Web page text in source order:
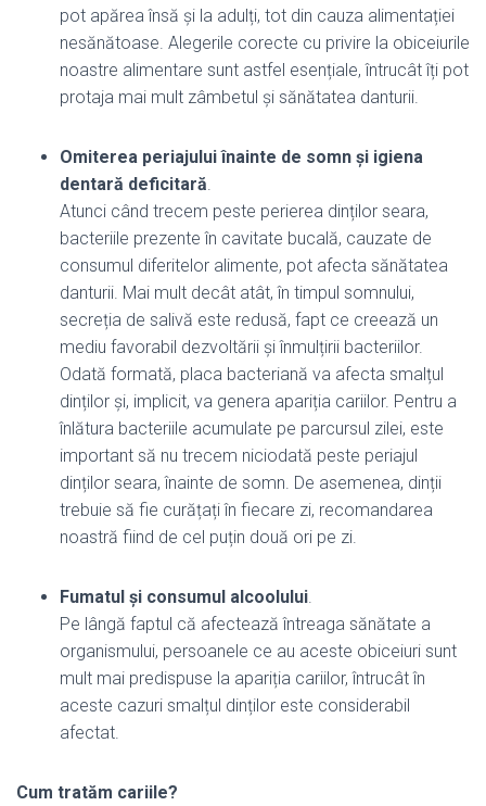
pot apărea însă și la adulți, tot din cauza alimentației
nesănătoase. Alegerile corecte cu privire la obiceiurile
noastre alimentare sunt astfel esențiale, întrucât îți pot
protaja mai mult zâmbetul și sănătatea danturii.
Omiterea periajului înainte de somn și igiena
dentară deficitară.
Atunci când trecem peste perierea dinților seara,
bacteriile prezente în cavitate bucală, cauzate de
consumul diferitelor alimente, pot afecta sănătatea
danturii. Mai mult decât atât, în timpul somnului,
secreția de salivă este redusă, fapt ce creează un
mediu favorabil dezvoltării și înmulțirii bacteriilor.
Odată formată, placa bacteriană va afecta smalțul
dinților și, implicit, va genera apariția cariilor. Pentru a
înlătura bacteriile acumulate pe parcursul zilei, este
important să nu trecem niciodată peste periajul
dinților seara, înainte de somn. De asemenea, dinții
trebuie să fie curățați în fiecare zi, recomandarea
noastră fiind de cel puțin două ori pe zi.
Fumatul și consumul alcoolului.
Pe lângă faptul că afectează întreaga sănătate a
organismului, persoanele ce au aceste obiceiuri sunt
mult mai predispuse la apariția cariilor, întrucât în
aceste cazuri smalțul dinților este considerabil
afectat.
Cum tratăm cariile?